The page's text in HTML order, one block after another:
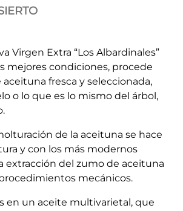
Virgen Extra “Los Albardinales”
mejores condiciones, procede
fresca y seleccionada,
o lo que es lo mismo del árbol,
de la aceituna se hace
y con los más modernos
extracción del zumo de aceituna
mecánicos.
en un aceite multivarietal, que